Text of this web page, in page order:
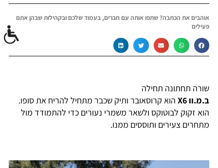
אוהבים את הכתבה? שתפו אותה עם חברים, בעמוד שלכם ובקהילות שבהן אתם
פעילים
שורה תחתונה תחילה
ב.מ.וו X6
הוא קרוסאובר ותיק שכבר מתחיל להריח את סופו.
הוא זקוק לבוטוקס ולשאר משמרי נעורים כדי להתמודד מול
מתחרים צעירים ותוססים ממנו.